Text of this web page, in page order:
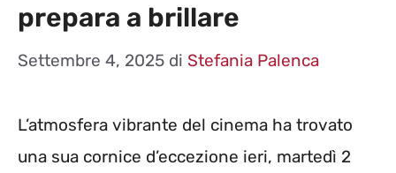
prepara a brillare
Settembre 4, 2025 di Stefania Palenca
L’atmosfera vibrante del cinema ha trovato
una sua cornice d’eccezione ieri, martedì 2